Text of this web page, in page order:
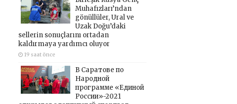
Muhafızları’ndan
gönüllüler, Ural ve
Uzak Doğu’daki
sellerin sonuçlarını ortadan
kaldırmaya yardımcı oluyor
19 saat önce
В Саратове по
Народной
программе «Единой
России»-2021